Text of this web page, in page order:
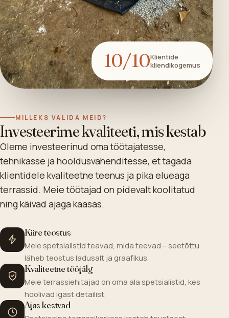
10/10Klientide
kliendikogemus
MILLEKS VALIDA MEID?
Investeerime kvaliteeti, mis kestab
Oleme investeerinud oma töötajatesse,
tehnikasse ja hooldusvahenditesse, et tagada
klientidele kvaliteetne teenus ja pika elueaga
terrassid. Meie töötajad on pidevalt koolitatud
ning käivad ajaga kaasas.
Kiire teostus
Meie spetsialistid teavad, mida teevad – seetõttu
läheb teostus ladusalt ja graafikus.
Kvaliteetne tööjälg
Meie terrassiehitajad on oma ala spetsialistid, kes
hoolivad igast detailist.
Ajas kestvad